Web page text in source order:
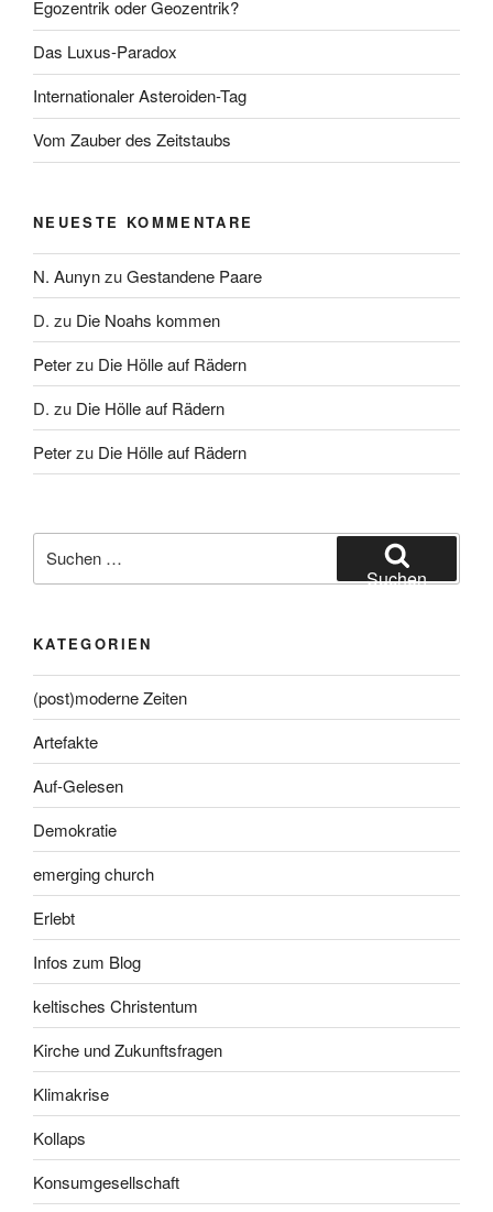
Egozentrik oder Geozentrik?
Das Luxus-Paradox
Internationaler Asteroiden-Tag
Vom Zauber des Zeitstaubs
NEUESTE KOMMENTARE
N. AunynzuGestandene Paare
D. zu Die Noahs kommen
Peterzu Die Hölle auf Rädern
D. zu Die Hölle auf Rädern
Peterzu Die Hölle auf Rädern
nach:
Suchen
KATEGORIEN
(post)moderne Zeiten
Artefakte
Auf-Gelesen
Demokratie
emerging church
Erlebt
Infos zum Blog
keltisches Christentum
Kirche und Zukunftsfragen
Klimakrise
Kollaps
Konsumgesellschaft